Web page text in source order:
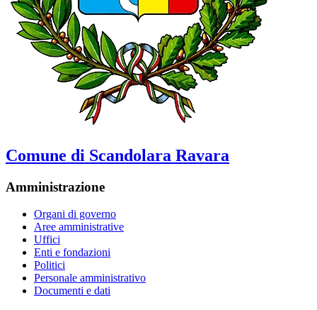
Comune di Scandolara Ravara
Amministrazione
Organi di governo
Aree amministrative
Uffici
Enti e fondazioni
Politici
Personale amministrativo
Documenti e dati